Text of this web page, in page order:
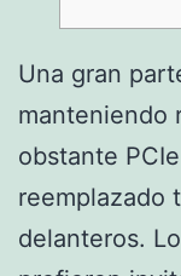
Una gran
manteniendo
obstante
reemplazado
delanteros.